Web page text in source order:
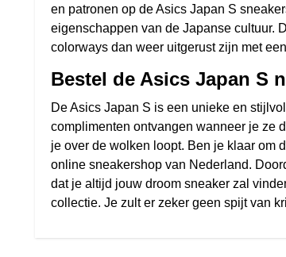
en patronen op de Asics Japan S
eigenschappen van de Japanse cultuur.
colorways dan weer uitgerust zijn met
Bestel de Asics Japan S
De Asics Japan S is een unieke en
complimenten ontvangen wanneer je ze
je over de wolken loopt. Ben je klaar om
online sneakershop van Nederland.
dat je altijd jouw droom sneaker zal
collectie. Je zult er zeker geen spijt van